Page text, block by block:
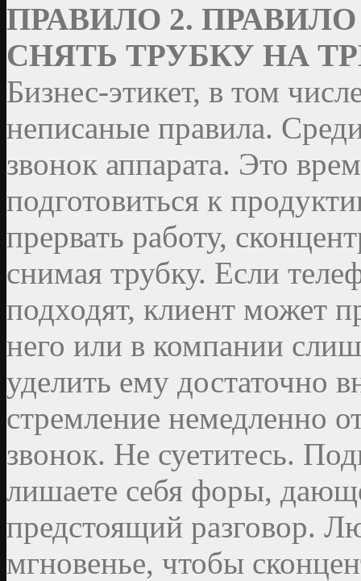
ПРАВИЛО 2.
СНЯТЬ ТРУБКУ НА
Бизнес-этикет, в том
неписаные правила.
звонок аппарата. Это
подготовиться к
прервать работу,
снимая трубку. Если
подходят, клиент может
него или в компании
уделить ему достаточно
стремление немедленно
звонок. Не суетитесь.
лишаете себя форы,
предстоящий разговор.
мгновенье, чтобы